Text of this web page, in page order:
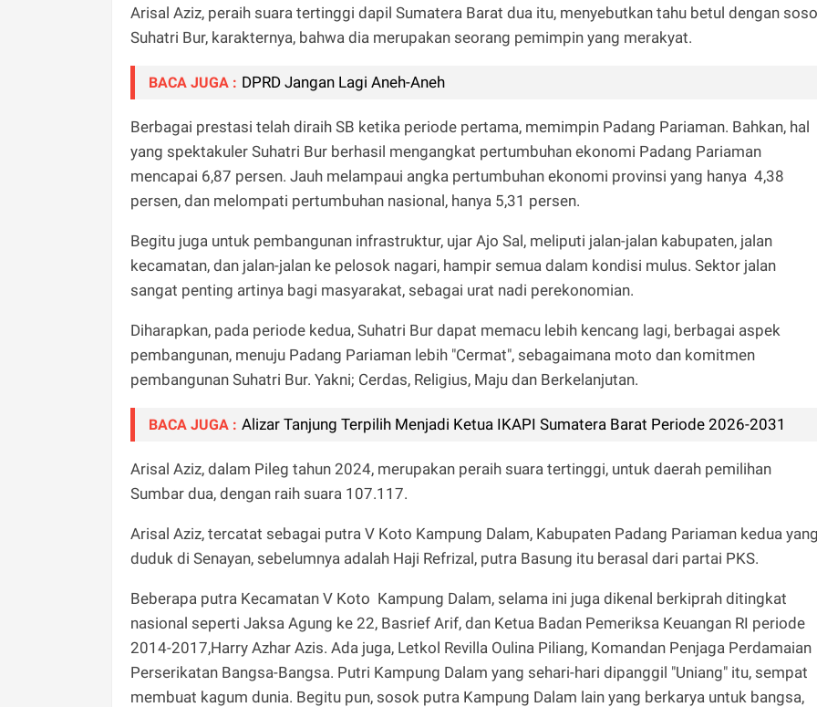
Arisal Aziz, peraih suara tertinggi dapil Sumatera Barat dua itu, menyebutkan tahu betul dengan
Suhatri Bur, karakternya, bahwa dia merupakan seorang pemimpin yang merakyat.
BACA JUGA : DPRD Jangan Lagi Aneh-Aneh
Berbagai prestasi telah diraih SB ketika periode pertama, memimpin Padang Pariaman. Bahkan, hal
yang spektakuler Suhatri Bur berhasil mengangkat pertumbuhan ekonomi Padang Pariaman
mencapai 6,87 persen. Jauh melampaui angka pertumbuhan ekonomi provinsi yang hanya 4,38
persen, dan melompati pertumbuhan nasional, hanya 5,31 persen.
Begitu juga untuk pembangunan infrastruktur, ujar Ajo Sal, meliputi jalan-jalan kabupaten, jalan
kecamatan, dan jalan-jalan ke pelosok nagari, hampir semua dalam kondisi mulus. Sektor jalan
sangat penting artinya bagi masyarakat, sebagai urat nadi perekonomian.
Diharapkan, pada periode kedua, Suhatri Bur dapat memacu lebih kencang lagi, berbagai aspek
pembangunan, menuju Padang Pariaman lebih "Cermat", sebagaimana moto dan komitmen
pembangunan Suhatri Bur. Yakni; Cerdas, Religius, Maju dan Berkelanjutan.
BACA JUGA : Alizar Tanjung Terpilih Menjadi Ketua IKAPI Sumatera Barat Periode 2026-2031
Arisal Aziz, dalam Pileg tahun 2024, merupakan peraih suara tertinggi, untuk daerah pemilihan
Sumbar dua, dengan raih suara 107.117.
Arisal Aziz, tercatat sebagai putra V Koto Kampung Dalam, Kabupaten Padang Pariaman kedua
duduk di Senayan, sebelumnya adalah Haji Refrizal, putra Basung itu berasal dari partai PKS.
Beberapa putra Kecamatan V Koto Kampung Dalam, selama ini juga dikenal berkiprah ditingkat
nasional seperti Jaksa Agung ke 22, Basrief Arif, dan Ketua Badan Pemeriksa Keuangan RI periode
2014-2017,Harry Azhar Azis. Ada juga, Letkol Revilla Oulina Piliang, Komandan Penjaga Perdamaian
Perserikatan Bangsa-Bangsa. Putri Kampung Dalam yang sehari-hari dipanggil "Uniang" itu, sempat
membuat kagum dunia. Begitu pun, sosok putra Kampung Dalam lain yang berkarya untuk bangsa,